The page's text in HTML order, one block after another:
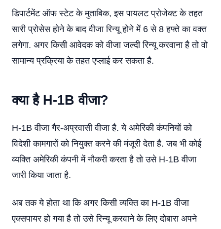
डिपार्टमेंट ऑफ स्टेट के मुताबिक, इस पायलट प्रोजेक्ट के तहत
सारी प्रोसेस होने के बाद वीजा रिन्यू होने में 6 से 8 हफ्ते का वक्त
लगेगा. अगर किसी आवेदक को वीजा जल्दी रिन्यू करवाना है तो वो
सामान्य प्रक्रिया के तहत एप्लाई कर सकता है.
क्या है H-1B वीजा?
H-1B वीजा गैर-अप्रवासी वीजा है. ये अमेरिकी कंपनियों को
विदेशी कामगारों को नियुक्त करने की मंजूरी देता है. जब भी कोई
व्यक्ति अमेरिकी कंपनी में नौकरी करता है तो उसे H-1B वीजा
जारी किया जाता है.
अब तक ये होता था कि अगर किसी व्यक्ति का H-1B वीजा
एक्सपायर हो गया है तो उसे रिन्यू करवाने के लिए दोबारा अपने